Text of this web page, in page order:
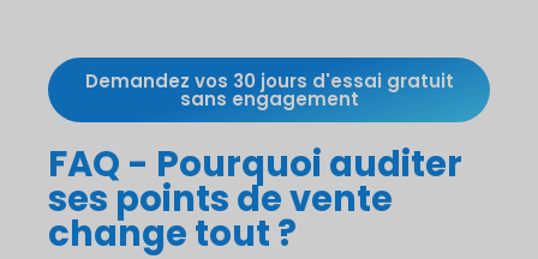
Demandez vos 30 jours d'essai gratuit
sans engagement
FAQ - Pourquoi auditer
ses points de vente
change tout ?